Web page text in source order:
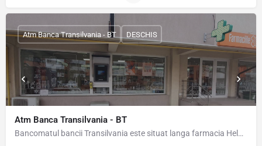
Atm Banca Transilvania - BT
Bancomatul bancii Transilvania este situat langa farmacia HelpNet de pe strada Popesti-Vest nr. 2
Atm Banca Transilvania - BT DESCHIS